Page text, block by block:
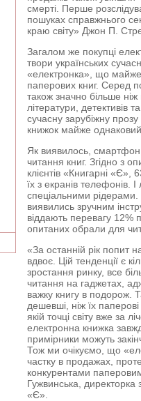
смерті. Перше
пошуках справжнього
краю світу» Джон П.
Загалом же покупці
твори українських
«електронка», що майже
паперових книг. Серед
також значно більше ніж
літератури, детективів
сучасну зарубіжну
книжок майже
Як виявилось,
читання книг. Згідно з
клієнтів «Книгарні «Є»,
їх з екранів телефонів.
спеціальними
виявились зручним
віддають перевагу 12%
опитаних обрали для
«За останній рік попит
вдвоє. Цій тенденції є
зростання ринку, все
читання на гаджетах,
важку книгу в подорож.
дешевші, ніж їх
якій точці світу вже за
електронна книжка
примірники можуть
Тож ми очікуємо, що
частку в продажах,
конкурентами
Гужвинська, директорка
«Є».